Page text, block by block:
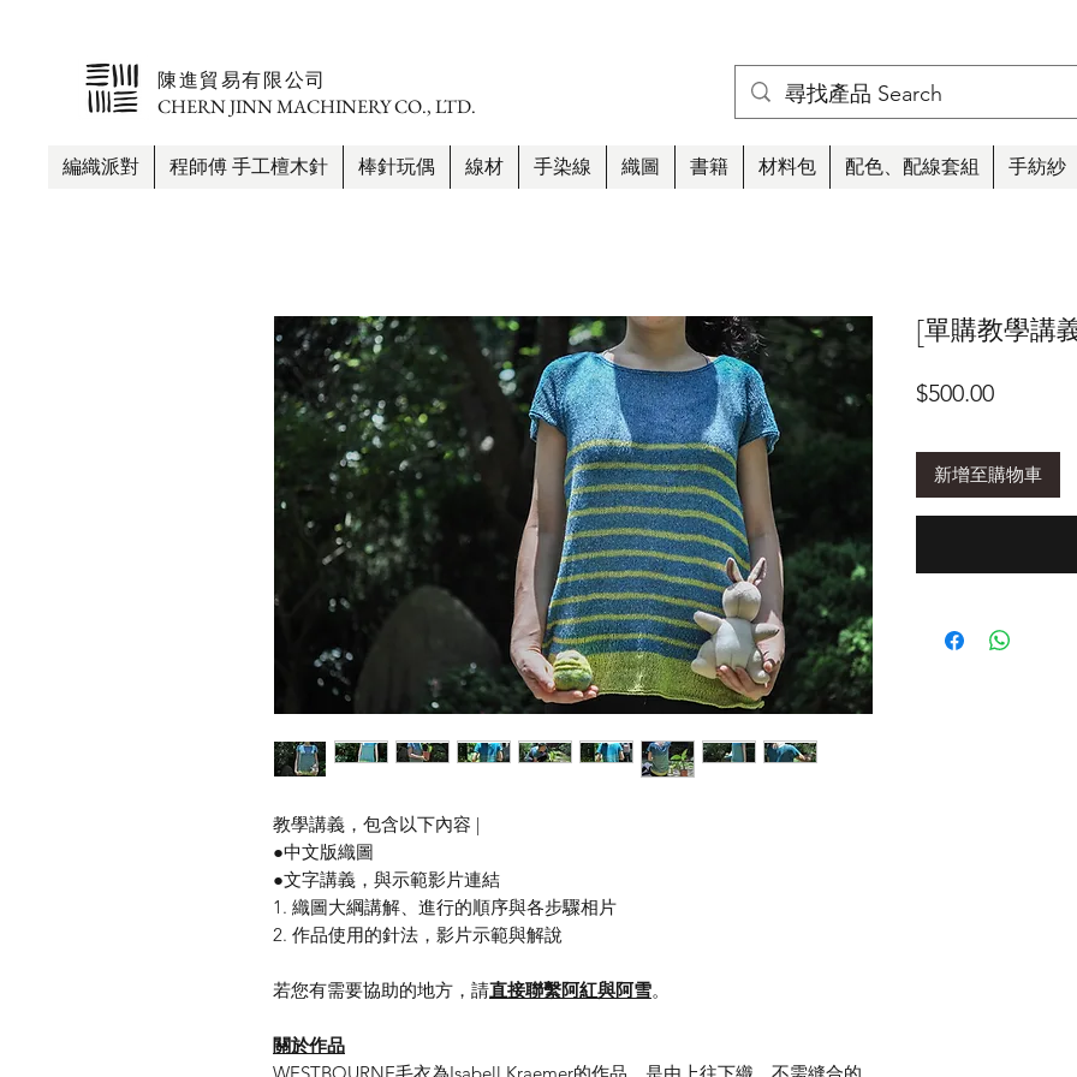
​陳進貿易有限公司
CHERN JINN MACHINERY CO., LTD.
編織派對 程師傅 手工檀木針 棒針玩偶 線材 手染線 織圖 書籍 材料包 配色、配線套組 手紡紗
教學講義，包含以下內容 |
●中文版織圖
●文字講義，與示範影片連結
1. 織圖大綱講解、進行的順序與各步驟相片
2. 作品使用的針法，影片示範與解說
若您有需要協助的地方，請直接聯繫阿紅與阿雪。
​關於作品
[單購教學講
$500.00價
新增至購物車